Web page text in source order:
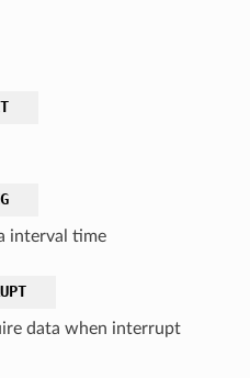
interval time
data when interrupt